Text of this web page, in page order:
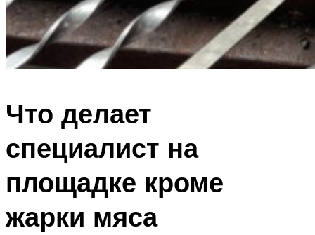
Что делает
специалист на
площадке кроме
жарки мяса